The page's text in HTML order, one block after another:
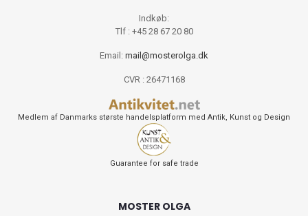
Indkøb:
Tlf : +45 28 67 20 80
Email: mail@mosterolga.dk
CVR : 26471168
Medlem af Danmarks største handelsplatform med Antik, Kunst og Design
Guarantee for safe trade
MOSTER OLGA